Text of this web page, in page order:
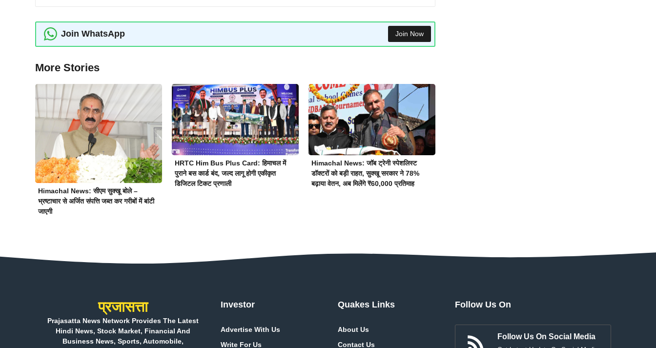
Join WhatsApp Join Now
More Stories
Himachal News: सीएम सुक्खू बोले –
भ्रष्टाचार से अर्जित संपत्ति जब्त कर गरीबों में बांटी
जाएगी
HRTC Him Bus Plus Card: हिमाचल में
पुराने बस कार्ड बंद, जल्द लागू होगी एकीकृत
डिजिटल टिकट प्रणाली
Himachal News: जॉब ट्रेनी स्पेशलिस्ट
डॉक्टरों को बड़ी राहत, सुक्खू सरकार ने 78%
बढ़ाया वेतन, अब मिलेंगे ₹60,000 प्रतिमाह
प्रजासत्ता
Prajasatta News Network Provides The Latest
Hindi News, Stock Market, Financial And
Business News, Sports, Automobile,
Investor
Advertise With Us
Write For Us
Quakes Links
About Us
Contact Us
Follow Us On
Follow Us On Social Media